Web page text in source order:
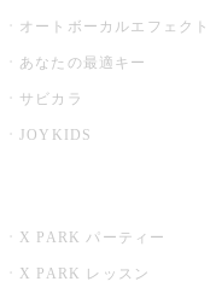
オートボーカルエフェクト
あなたの最適キー
サビカラ
JOYKIDS
X PARK パーティー
X PARK レッスン